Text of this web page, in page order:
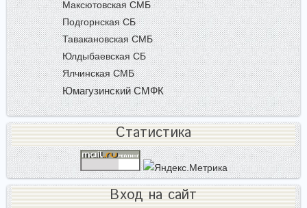
Максютовская СМБ
Подгорнская СБ
Тавакановская СМБ
Юлдыбаевская СБ
Ялчинская СМБ
Юмагузинский СМФК
Статистика
Вход на сайт